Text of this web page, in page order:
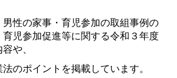
性の家事・育児参加の取組事例の
児参加促進等に関する令和３年度
や、
のポイントを掲載しています。